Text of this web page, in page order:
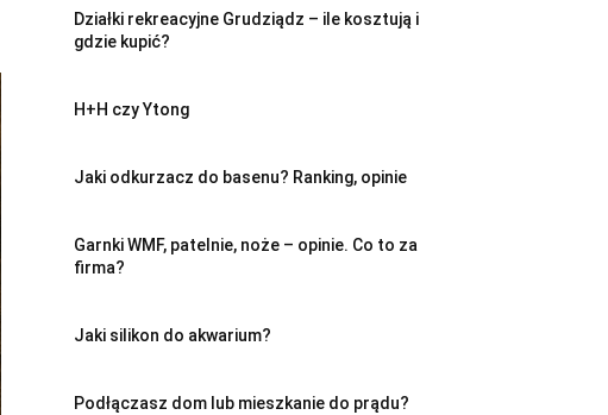
Działki rekreacyjne Grudziądz – ile kosztują i
gdzie kupić?
H+H czy Ytong
Jaki odkurzacz do basenu? Ranking, opinie
Garnki WMF, patelnie, noże – opinie. Co to za
firma?
Jaki silikon do akwarium?
Podłączasz dom lub mieszkanie do prądu?